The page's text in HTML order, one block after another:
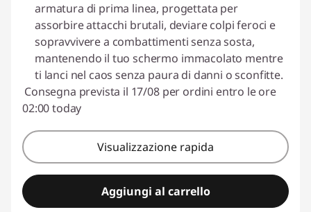
armatura di prima linea, progettata per
assorbire attacchi brutali, deviare colpi feroci e
sopravvivere a combattimenti senza sosta,
mantenendo il tuo schermo immacolato mentre
ti lanci nel caos senza paura di danni o sconfitte.
Consegna prevista il 17/08 per ordini entro le ore
02:00 today
Visualizzazione rapida
Aggiungi al carrello